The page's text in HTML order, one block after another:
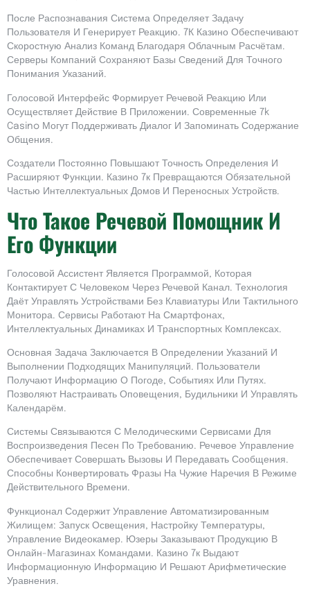
После Распознавания Система Определяет Задачу
Пользователя И Генерирует Реакцию. 7К Казино Обеспечивают
Скоростную Анализ Команд Благодаря Облачным Расчётам.
Серверы Компаний Сохраняют Базы Сведений Для Точного
Понимания Указаний.
Голосовой Интерфейс Формирует Речевой Реакцию Или
Осуществляет Действие В Приложении. Современные 7k
Casino Могут Поддерживать Диалог И Запоминать Содержание
Общения.
Создатели Постоянно Повышают Точность Определения И
Расширяют Функции. Казино 7к Превращаются Обязательной
Частью Интеллектуальных Домов И Переносных Устройств.
Что Такое Речевой Помощник И
Его Функции
Голосовой Ассистент Является Программой, Которая
Контактирует С Человеком Через Речевой Канал. Технология
Даёт Управлять Устройствами Без Клавиатуры Или Тактильного
Монитора. Сервисы Работают На Смартфонах,
Интеллектуальных Динамиках И Транспортных Комплексах.
Основная Задача Заключается В Определении Указаний И
Выполнении Подходящих Манипуляций. Пользователи
Получают Информацию О Погоде, Событиях Или Путях.
Позволяют Настраивать Оповещения, Будильники И Управлять
Календарём.
Системы Связываются С Мелодическими Сервисами Для
Воспроизведения Песен По Требованию. Речевое Управление
Обеспечивает Совершать Вызовы И Передавать Сообщения.
Способны Конвертировать Фразы На Чужие Наречия В Режиме
Действительного Времени.
Функционал Содержит Управление Автоматизированным
Жилищем: Запуск Освещения, Настройку Температуры,
Управление Видеокамер. Юзеры Заказывают Продукцию В
Онлайн-Магазинах Командами. Казино 7к Выдают
Информационную Информацию И Решают Арифметические
Уравнения.